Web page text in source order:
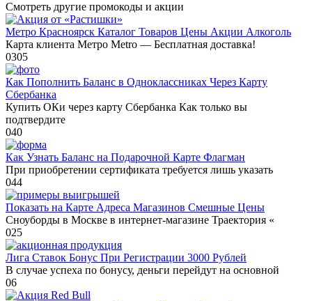
Смотреть другие промокоды и акции
Метро Красноярск Каталог Товаров Цены Акции Алкоголь
Карта клиента Метро Metro — Бесплатная доставка!
0305
Как Пополнить Баланс в Одноклассниках Через Карту
Сбербанка
Купить ОКи через карту Сбербанка Как только вы
подтвердите
040
Как Узнать Баланс на Подарочной Карте Флагман
При приобретении сертификата требуется лишь указать
044
Показать на Карте Адреса Магазинов Смешные Цены
Сноуборды в Москве в интернет-магазине Траектория «
025
Лига Ставок Бонус При Регистрации 3000 Рублей
В случае успеха по бонусу, деньги перейдут на основной
06